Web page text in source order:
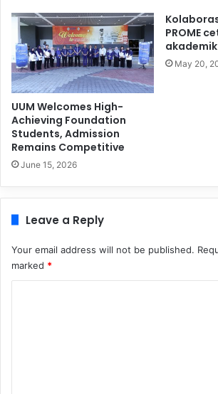
UUM Welcomes High-
Achieving Foundation
Students, Admission
Remains Competitive
June 15, 2026
PROME
May 20,
Leave a Reply
Your email address will not be published.
marked *